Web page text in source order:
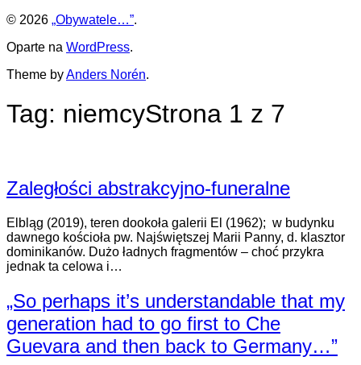
© 2026 „Obywatele…”.
Oparte na WordPress.
Theme byAnders Norén.
Tag: niemcyStrona 1 z 7
Zaległości abstrakcyjno-funeralne
Elbląg (2019), teren dookoła galerii El (1962); w budynku
dawnego kościoła pw. Najświętszej Marii Panny, d. klasztor
dominikanów. Dużo ładnych fragmentów – choć przykra
jednak ta celowa i…
„So perhaps it’s understandable that my
generation had to go first to Che
Guevara and then back to Germany…”